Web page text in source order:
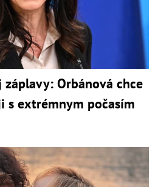
záplavy: Orbánová chce
s extrémnym počasím